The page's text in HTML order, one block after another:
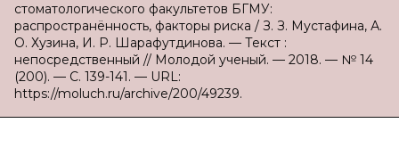
стоматологического факультетов БГМУ:
распространённость, факторы риска / З. З. Мустафина, А.
О. Хузина, И. Р. Шарафутдинова. — Текст :
непосредственный // Молодой ученый. — 2018. — № 14
(200). — С. 139-141. — URL:
https://moluch.ru/archive/200/49239.